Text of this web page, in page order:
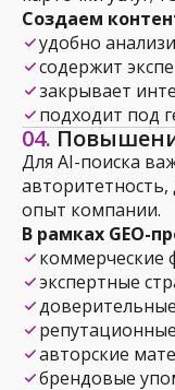
Создаем
удобно
содержит
закрывает
подходит под
04.
Для AI-поиска
опыт компании.
В рамках GEO-
коммерческие
экспертные
авторские
брендовые